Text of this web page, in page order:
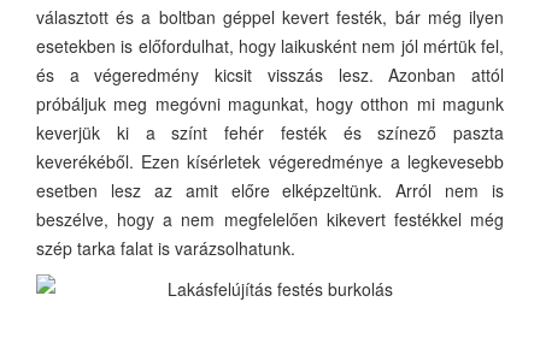
választott és a boltban géppel kevert festék, bár még ilyen
esetekben is előfordulhat, hogy laikusként nem jól mértük fel,
és a végeredmény kicsit visszás lesz. Azonban attól
próbáljuk meg megóvni magunkat, hogy otthon mi magunk
keverjük ki a színt fehér festék és színező paszta
keverékéből. Ezen kísérletek végeredménye a legkevesebb
esetben lesz az amit előre elképzeltünk. Arról nem is
beszélve, hogy a nem megfelelően kikevert festékkel még
szép tarka falat is varázsolhatunk.